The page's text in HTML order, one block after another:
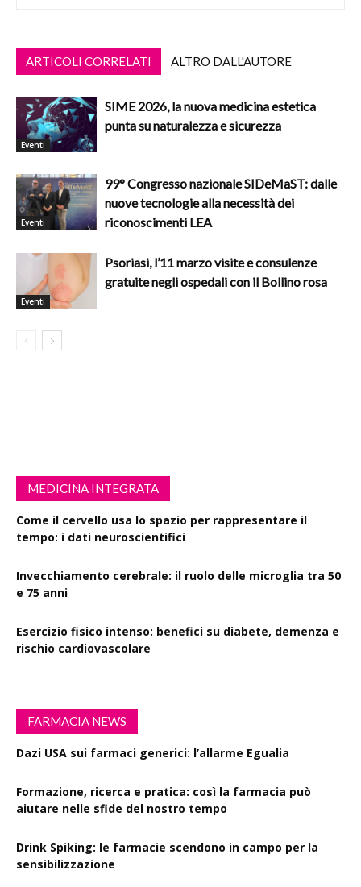
ARTICOLI CORRELATI ALTRO DALL'AUTORE
Eventi
SIME 2026, la nuova medicina estetica
punta su naturalezza e sicurezza
Eventi
99° Congresso nazionale SIDeMaST: dalle
nuove tecnologie alla necessità dei
riconoscimenti LEA
Eventi
Psoriasi, l’11 marzo visite e consulenze
gratuite negli ospedali con il Bollino rosa
MEDICINA INTEGRATA
Come il cervello usa lo spazio per rappresentare il
tempo: i dati neuroscientifici
Invecchiamento cerebrale: il ruolo delle microglia tra 50
e 75 anni
Esercizio fisico intenso: benefici su diabete, demenza e
rischio cardiovascolare
FARMACIA NEWS
Dazi USA sui farmaci generici: l’allarme Egualia
Formazione, ricerca e pratica: così la farmacia può
aiutare nelle sfide del nostro tempo
Drink Spiking: le farmacie scendono in campo per la
sensibilizzazione